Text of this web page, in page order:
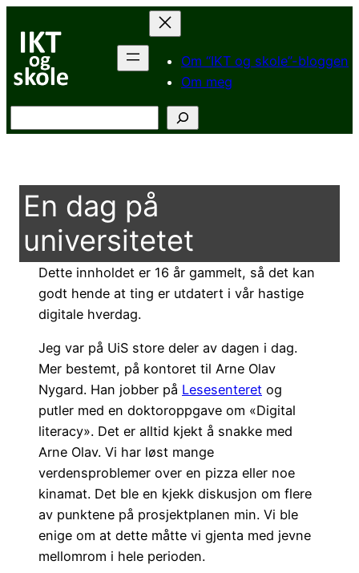
innhold
Om “IKT og skole”-bloggen
Om meg
En dag på
universitetet
Dette innholdet er 16 år gammelt, så det kan
godt hende at ting er utdatert i vår hastige
digitale hverdag.
Jeg var på UiS store deler av dagen i dag.
Mer bestemt, på kontoret til Arne Olav
Nygard. Han jobber på Lesesenteret og
putler med en doktoroppgave om «Digital
literacy». Det er alltid kjekt å snakke med
Arne Olav. Vi har løst mange
verdensproblemer over en pizza eller noe
kinamat. Det ble en kjekk diskusjon om flere
av punktene på prosjektplanen min. Vi ble
enige om at dette måtte vi gjenta med jevne
mellomrom i hele perioden.